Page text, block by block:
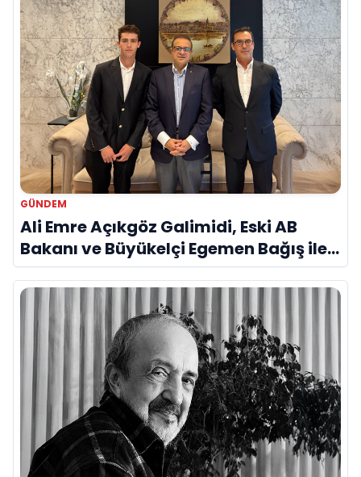
GÜNDEM
Ali Emre Açıkgöz Galimidi, Eski AB
Bakanı ve Büyükelçi Egemen Bağış ile
Bir Araya Geldi